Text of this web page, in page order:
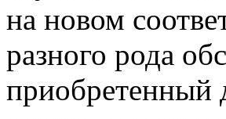
на новом
разного рода
приобретенный